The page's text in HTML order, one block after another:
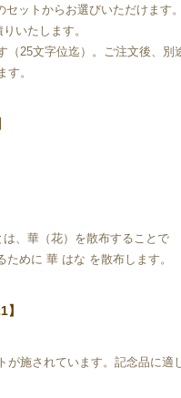
セットからお選びいただけます。
いたします。
（25文字位迄）。ご注文後、別
す。
、華（花）を散布することで
めに 華 はな を散布します。
が施されています。記念品に適